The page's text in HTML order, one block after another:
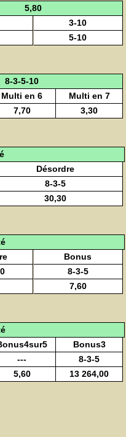
5,80
3-10
5-10
8-3-5-10
Multi en 6
Multi en 7
7,70 3,30
Désordre
8-3-5
30,30
Bonus
8-3-5
7,60
Bonus3
---
8-3-5
5,60 13 264,00